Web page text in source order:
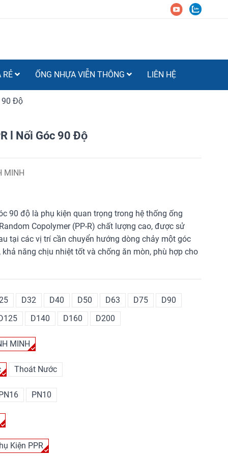
RẺ ỐNG NHỰA VIỄN THÔNG LIÊN HỆ
90 Độ
l Nối Góc 90 Độ
MINH
90 độ là phụ kiện quan trọng trong hệ thống ống
Copolymer (PP-R) chất lượng cao, được sử
tại các vị trí cần chuyển hướng dòng chảy một góc
năng chịu nhiệt tốt và chống ăn mòn, phù hợp cho
D32 D40 D50 D63 D75
D90
D140 D160 D200
MINH
Thoát Nước
PN10
Kiện PPR